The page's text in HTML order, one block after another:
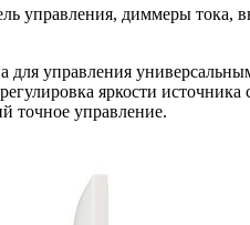
управления, диммеры
для управления
яркости источника
точное управление.